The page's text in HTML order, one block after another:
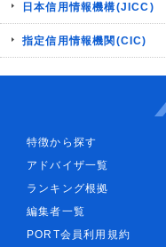
日本信用情報機構(JICC)
指定信用情報機関(CIC)
特徴から探す
アドバイザ一覧
ランキング根拠
編集者一覧
PORT会員利用規約